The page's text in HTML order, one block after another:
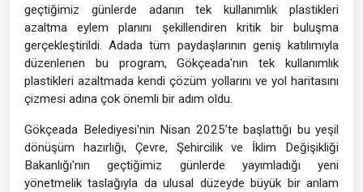
geçtiğimiz günlerde adanın tek kullanımlık plastikleri
azaltma eylem planını şekillendiren kritik bir buluşma
gerçekleştirildi. Adada tüm paydaşlarının geniş katılımıyla
düzenlenen bu program, Gökçeada'nın tek kullanımlık
plastikleri azaltmada kendi çözüm yollarını ve yol haritasını
çizmesi adına çok önemli bir adım oldu.
Gökçeada Belediyesi'nin Nisan 2025’te başlattığı bu yeşil
dönüşüm hazırlığı, Çevre, Şehircilik ve İklim Değişikliği
Bakanlığı'nın geçtiğimiz günlerde yayımladığı yeni
yönetmelik taslağıyla da ulusal düzeyde büyük bir anlam